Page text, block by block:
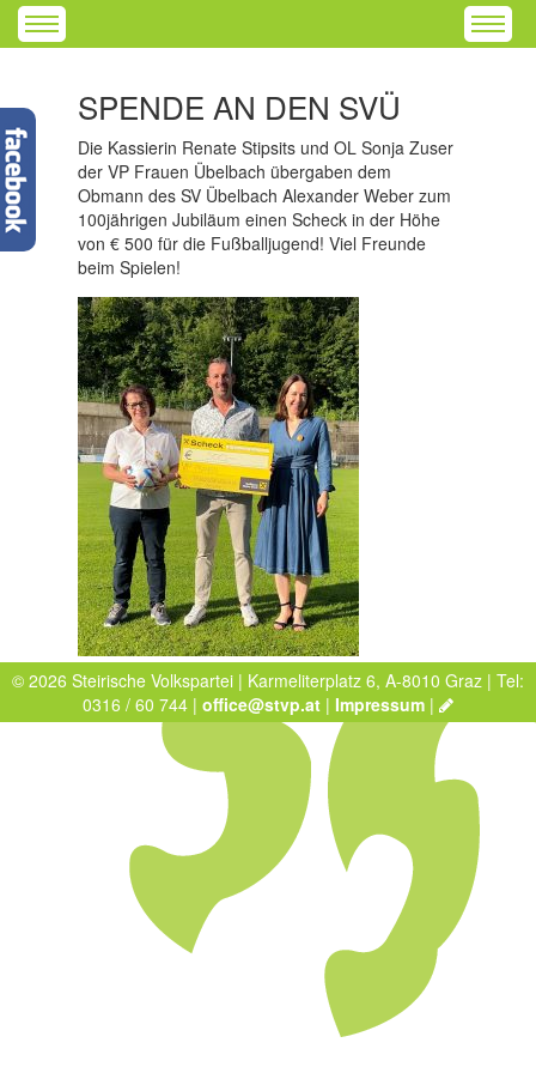
SPENDE AN DEN SVÜ
Die Kassierin Renate Stipsits und OL Sonja Zuser
der VP Frauen Übelbach übergaben dem
Obmann des SV Übelbach Alexander Weber zum
100jährigen Jubiläum einen Scheck in der Höhe
von € 500 für die Fußballjugend! Viel Freunde
beim Spielen!
© 2026 Steirische Volkspartei | Karmeliterplatz 6, A-8010 Graz | Tel:
0316 / 60 744 | office@stvp.at | Impressum |